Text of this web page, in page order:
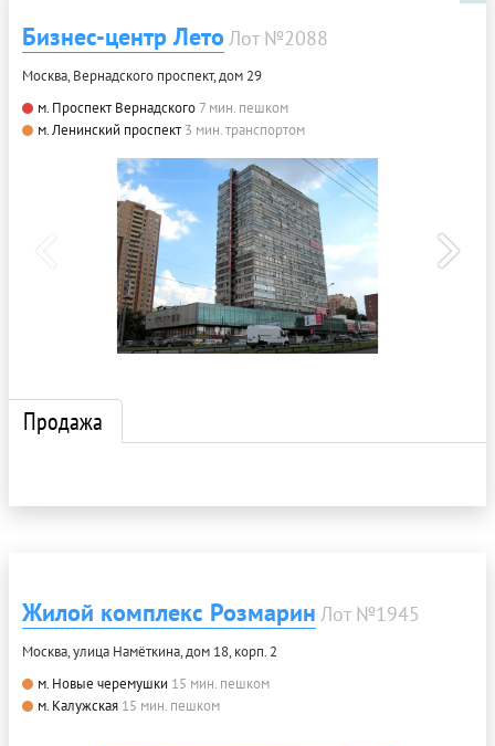
Бизнес-центр Лето Лот №2088
Москва, Вернадского проспект, дом 29
м. Проспект Вернадского 7 мин. пешком
м. Ленинский проспект 3 мин. транспортом
Продажа
Жилой комплекс Розмарин Лот №1945
Москва, улица Намёткина, дом 18, корп. 2
м. Новые черемушки 15 мин. пешком
м. Калужская 15 мин. пешком